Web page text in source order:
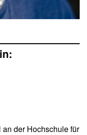
der Hochschule für